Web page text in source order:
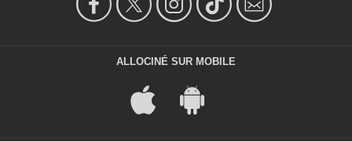
ALLOCINÉ SUR MOBILE